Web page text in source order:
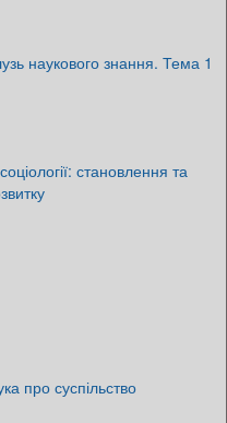
наукового знання. Тема 1
становлення та
про суспільство